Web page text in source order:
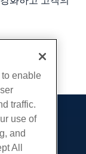
enable
traffic.
use of
and
All